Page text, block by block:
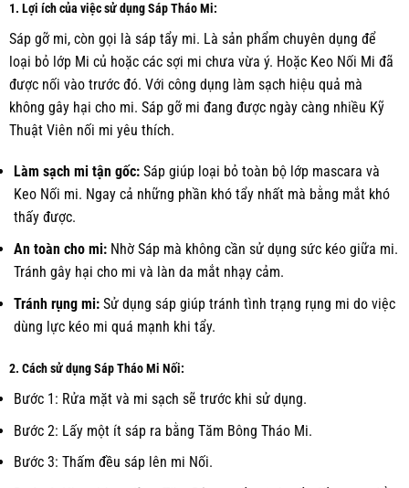
1. Lợi ích của việc sử dụng Sáp Tháo Mi:
Sáp gỡ mi, còn gọi là sáp tẩy mi. Là sản phẩm chuyên dụng để
loại bỏ lớp Mi củ hoặc các sợi mi chưa vừa ý. Hoặc Keo Nối Mi đã
được nối vào trước đó. Với công dụng làm sạch hiệu quả mà
không gây hại cho mi. Sáp gỡ mi đang được ngày càng nhiều Kỹ
Thuật Viên nối mi yêu thích.
Làm sạch mi tận gốc: Sáp giúp loại bỏ toàn bộ lớp mascara và
Keo Nối mi. Ngay cả những phần khó tẩy nhất mà bằng mắt khó
thấy được.
An toàn cho mi: Nhờ Sáp mà không cần sử dụng sức kéo giữa mi.
Tránh gây hại cho mi và làn da mắt nhạy cảm.
Tránh rụng mi: Sử dụng sáp giúp tránh tình trạng rụng mi do việc
dùng lực kéo mi quá mạnh khi tẩy.
2. Cách sử dụng Sáp Tháo Mi Nối:
Bước 1: Rửa mặt và mi sạch sẽ trước khi sử dụng.
Bước 2: Lấy một ít sáp ra bằng Tăm Bông Tháo Mi.
Bước 3: Thấm đều sáp lên mi Nối.